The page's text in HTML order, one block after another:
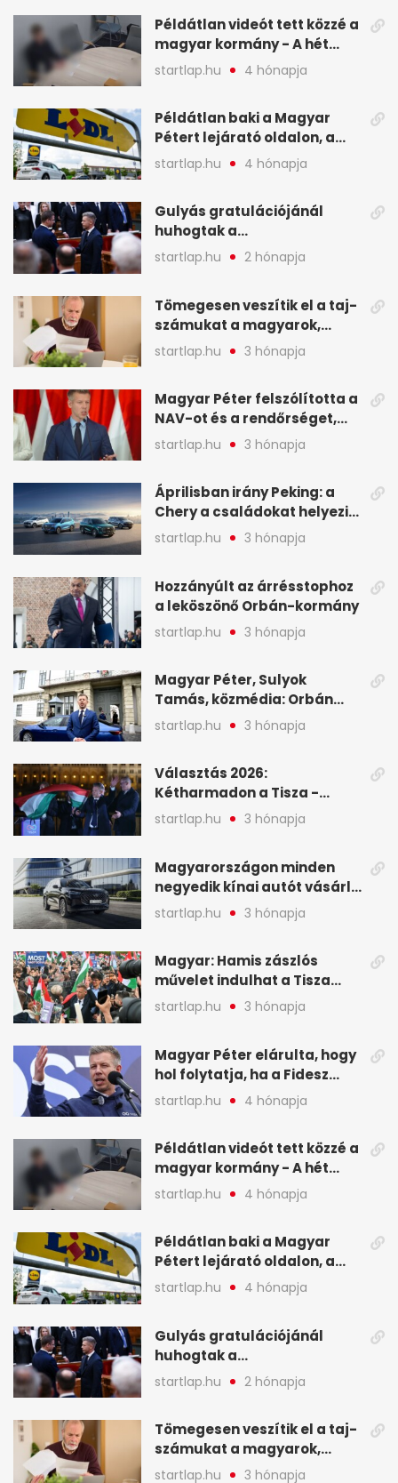
Példátlan videót tett közzé a
magyar kormány - A hét
legfontosabb hírei
képekben
startlap.hu 4 hónapja
Példátlan baki a Magyar
Pétert lejárató oldalon, a
Lidlnek azonnal lépnie
kellett - A hét legfontosabb
startlap.hu 4 hónapja
Gulyás gratulációjánál
huhogtak a
leghangosabban, miután
Magyart miniszterelnökké
legfontosabb hírei
képekben
startlap.hu 2 hónapja
Tömegesen veszítik el a taj-
számukat a magyarok,
sokak ellen eljárást indít a
NAV - A hét hírei képekben
startlap.hu 3 hónapja
Magyar Péter felszólította a
NAV-ot és a rendőrséget,
tartóztassák le a NER-es
oligarchákat - A hét
startlap.hu 3 hónapja
Áprilisban irány Peking: a
Chery a családokat helyezi
globális mobilitási
programja középpontjába
startlap.hu 3 hónapja
Hozzányúlt az árrésstophoz
a leköszönő Orbán-kormány
startlap.hu 3 hónapja
Magyar Péter, Sulyok
Tamás, közmédia: Orbán
Viktor április 13. óta hallgat,
közben pörögnek az
startlap.hu 3 hónapja
Választás 2026:
Kétharmadon a Tisza -
mutatjuk, hogyan alakulnak
a mandátumok
startlap.hu 3 hónapja
Magyarországon minden
negyedik kínai autót vásárló
a Chery mellett döntött (X)
startlap.hu 3 hónapja
Magyar: Hamis zászlós
művelet indulhat a Tisza
ellen a választás napján - A
hét legfontosabb eseményei
startlap.hu 3 hónapja
Magyar Péter elárulta, hogy
hol folytatja, ha a Fidesz
nyeri a választást - A hét
legfontosabb hírei
startlap.hu 4 hónapja
Példátlan videót tett közzé a
magyar kormány - A hét
legfontosabb hírei
képekben
startlap.hu 4 hónapja
Példátlan baki a Magyar
Pétert lejárató oldalon, a
Lidlnek azonnal lépnie
kellett - A hét legfontosabb
startlap.hu 4 hónapja
Gulyás gratulációjánál
huhogtak a
leghangosabban, miután
Magyart miniszterelnökké
legfontosabb hírei
képekben
startlap.hu 2 hónapja
Tömegesen veszítik el a taj-
számukat a magyarok,
sokak ellen eljárást indít a
startlap.hu 3 hónapja